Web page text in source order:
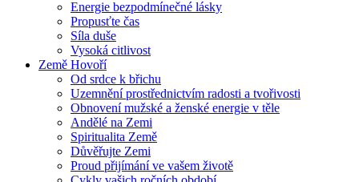
Energie bezpodmínečné lásky
Propusťte čas
Síla duše
Vysoká citlivost
Země Hovoří
Od srdce k břichu
Uzemnění prostřednictvím radosti a tvořivosti
Obnovení mužské a ženské energie v těle
Andělé na Zemi
Spiritualita Země
Důvěřujte Zemi
Proud přijímání ve vašem životě